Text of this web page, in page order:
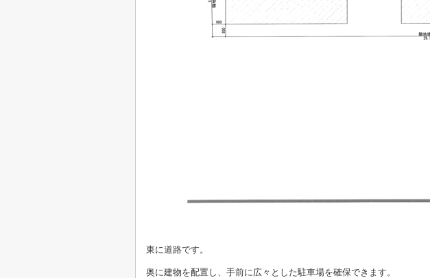
東に道路です。
奥に建物を配置し、手前に広々とした駐車場を確保できます。